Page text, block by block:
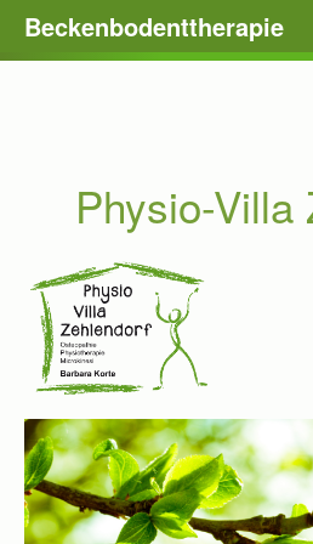
Physio-Villa
Beckenbodenttherapie